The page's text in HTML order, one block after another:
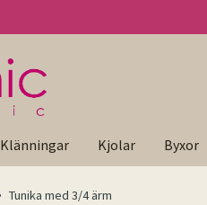
Klänningar Kjolar Byxor
Tunika med 3/4 ärm